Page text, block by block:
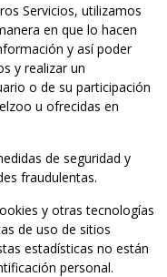
Servicios, utilizamos
en que lo hacen
y así poder
y realizar un
o de su participación
u ofrecidas en
de seguridad y
fraudulentas.
y otras tecnologías
de uso de sitios
estadísticas no están
personal.